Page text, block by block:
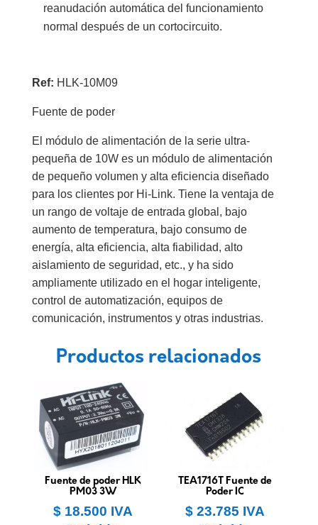
reanudación automática del funcionamiento
normal después de un cortocircuito.
Ref: HLK-10M09
Fuente de poder
El módulo de alimentación de la serie ultra-
pequeña de 10W es un módulo de alimentación
de pequeño volumen y alta eficiencia diseñado
para los clientes por Hi-Link. Tiene la ventaja de
un rango de voltaje de entrada global, bajo
aumento de temperatura, bajo consumo de
energía, alta eficiencia, alta fiabilidad, alto
aislamiento de seguridad, etc., y ha sido
ampliamente utilizado en el hogar inteligente,
control de automatización, equipos de
comunicación, instrumentos y otras industrias.
Productos relacionados
Fuente de poder HLK
PM03 3W
$18.500 IVA
TEA1716T Fuente de
Poder IC
$ 23.785 IVA